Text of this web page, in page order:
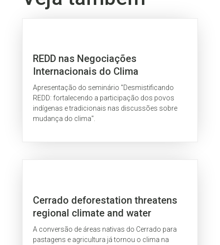
REDD nas Negociações
Internacionais do Clima
Apresentação do seminário "Desmistificando
REDD: fortalecendo a participação dos povos
indígenas e tradicionais nas discussões sobre
mudança do clima".
Cerrado deforestation threatens
regional climate and water
availability for agriculture and
ecosystems
A conversão de áreas nativas do Cerrado para
pastagens e agricultura já tornou o clima na